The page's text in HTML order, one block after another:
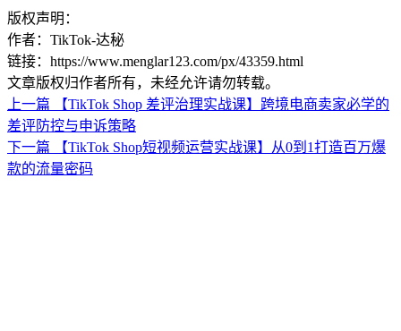
版权声明：
作者：TikTok-达秘
链接：https://www.menglar123.com/px/43359.html
文章版权归作者所有，未经允许请勿转载。
上一篇
【TikTok Shop 差评治理实战课】跨境电商卖家必学的
差评防控与申诉策略
下一篇
【TikTok Shop短视频运营实战课】从0到1打造百万爆
款的流量密码